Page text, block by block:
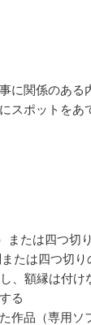
に関係のある
スポットを
たは四つ切
たは四つ切
、額縁は付け
る
作品（専用ソ